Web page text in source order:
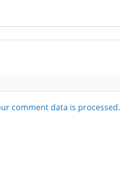
comment data is processed.